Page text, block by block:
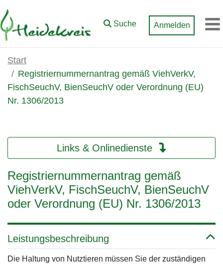
Zum Hauptinhalt springen
Suche Anmelden
Start
Registriernummernantrag gemäß ViehVerkV,
FischSeuchV, BienSeuchV oder Verordnung (EU)
Nr. 1306/2013
Links & Onlinedienste
Registriernummernantrag gemäß
ViehVerkV, FischSeuchV, BienSeuchV
oder Verordnung (EU) Nr. 1306/2013
Leistungsbeschreibung
Die Haltung von Nutztieren müssen Sie der zuständigen